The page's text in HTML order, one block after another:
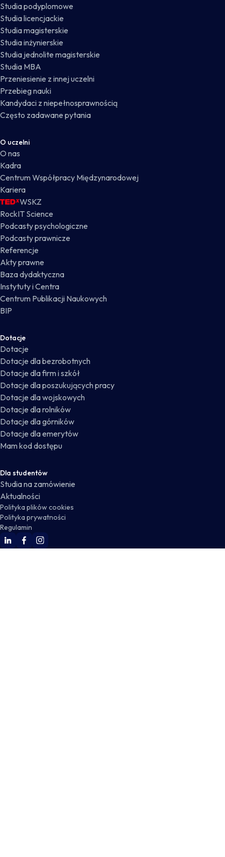
Studia podyplomowe
Studia licencjackie
Studia magisterskie
Studia inżynierskie
Studia jednolite magisterskie
Studia MBA
Przeniesienie z innej uczelni
Przebieg nauki
Kandydaci z niepełnosprawnością
Często zadawane pytania
O uczelni
O nas
Kadra
Centrum Współpracy Międzynarodowej
Kariera
WSKZ
RockIT Science
Podcasty psychologiczne
Podcasty prawnicze
Referencje
Akty prawne
Baza dydaktyczna
Instytuty i Centra
Centrum Publikacji Naukowych
BIP
Dotacje
Dotacje
Dotacje dla bezrobotnych
Dotacje dla firm i szkół
Dotacje dla poszukujących pracy
Dotacje dla wojskowych
Dotacje dla rolników
Dotacje dla górników
Dotacje dla emerytów
Mam kod dostępu
Dla studentów
Studia na zamówienie
Aktualności
Polityka plików cookies
Polityka prywatności
Regulamin
WSKZ Linkedin
WSKZ Facebook
WSKZ Instagram